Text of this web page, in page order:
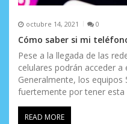
octubre 14, 2021 0
Cómo saber si mi
Pese a la llegada de las
celulares podrán acceder a
Generalmente, los equipos
fuertemente por tener esta
READ MORE